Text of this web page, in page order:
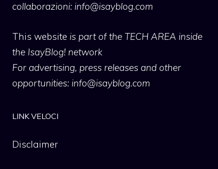
collaborazioni: info@isayblog.com
This website is part of the TECH AREA inside
the IsayBlog! network
For advertising, press releases and other
opportunities: info@isayblog.com
LINK VELOCI
Disclaimer